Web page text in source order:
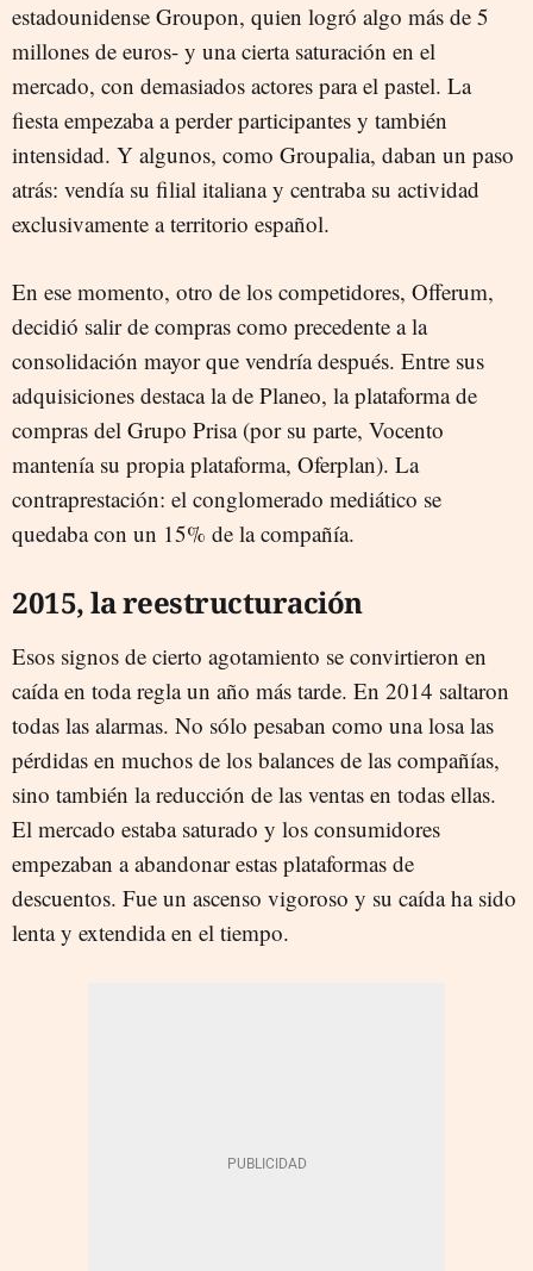
estadounidense Groupon, quien logró algo más de 5
millones de euros- y una cierta saturación en el
mercado, con demasiados actores para el pastel. La
fiesta empezaba a perder participantes y también
intensidad. Y algunos, como Groupalia, daban un paso
atrás: vendía su filial italiana y centraba su actividad
exclusivamente a territorio español.
En ese momento, otro de los competidores, Offerum,
decidió salir de compras como precedente a la
consolidación mayor que vendría después. Entre sus
adquisiciones destaca la de Planeo, la plataforma de
compras del Grupo Prisa (por su parte, Vocento
mantenía su propia plataforma, Oferplan). La
contraprestación: el conglomerado mediático se
quedaba con un 15% de la compañía.
2015, la reestructuración
Esos signos de cierto agotamiento se convirtieron en
caída en toda regla un año más tarde. En 2014 saltaron
todas las alarmas. No sólo pesaban como una losa las
pérdidas en muchos de los balances de las compañías,
sino también la reducción de las ventas en todas ellas.
El mercado estaba saturado y los consumidores
empezaban a abandonar estas plataformas de
descuentos. Fue un ascenso vigoroso y su caída ha sido
lenta y extendida en el tiempo.